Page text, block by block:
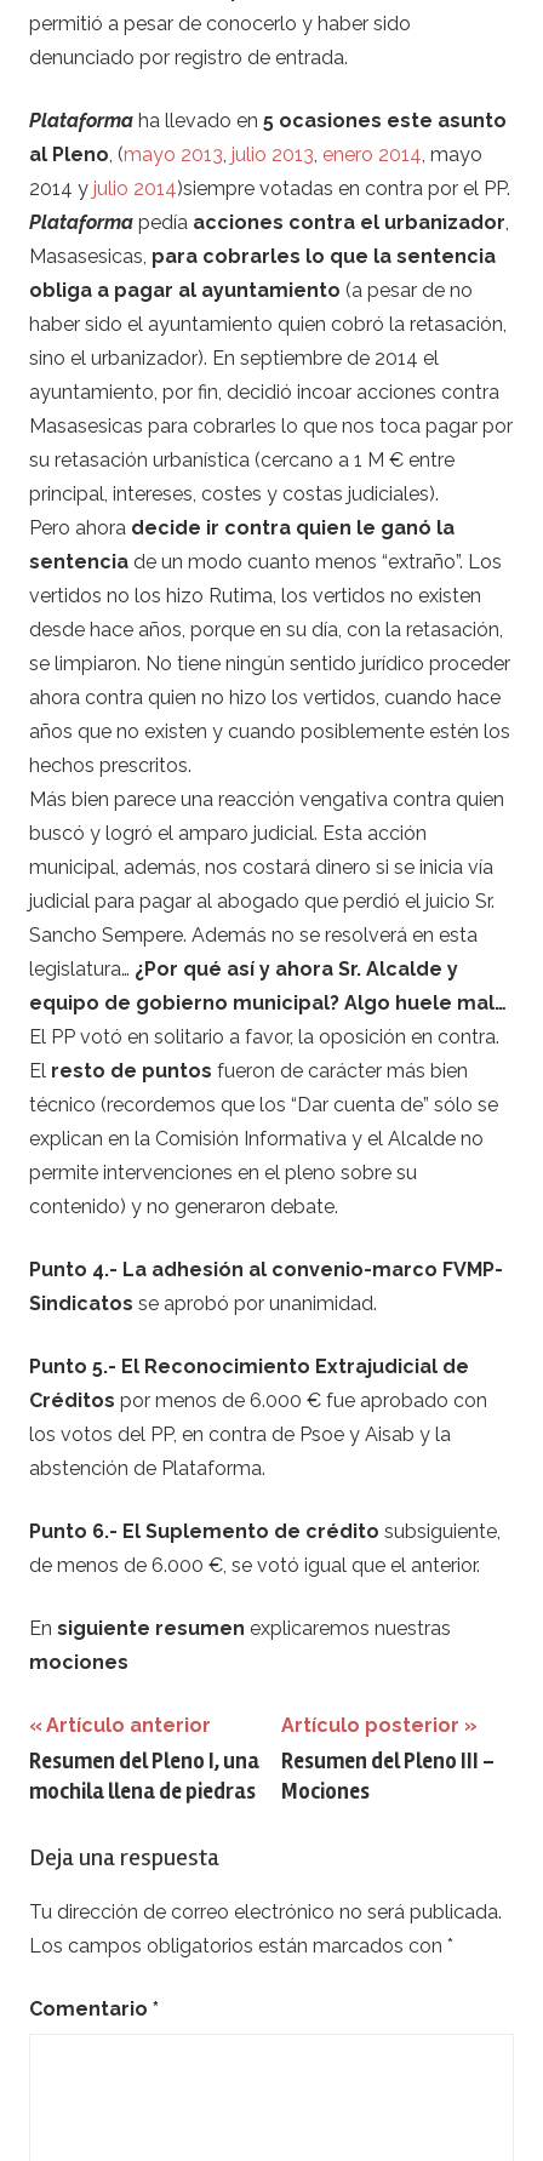
permitió a pesar de conocerlo y haber sido
denunciado por registro de entrada.
Plataforma ha llevado en 5 ocasiones este asunto
al Pleno, (mayo 2013, julio 2013, enero 2014, mayo
2014 y julio 2014)siempre votadas en contra por el PP.
Plataforma pedía acciones contra el urbanizador,
Masasesicas, para cobrarles lo que la sentencia
obliga a pagar al ayuntamiento (a pesar de no
haber sido el ayuntamiento quien cobró la retasación,
sino el urbanizador). En septiembre de 2014 el
ayuntamiento, por fin, decidió incoar acciones contra
Masasesicas para cobrarles lo que nos toca pagar por
su retasación urbanística (cercano a 1 M € entre
principal, intereses, costes y costas judiciales).
Pero ahora decide ir contra quien le ganó la
sentencia de un modo cuanto menos “extraño”. Los
vertidos no los hizo Rutima, los vertidos no existen
desde hace años, porque en su día, con la retasación,
se limpiaron. No tiene ningún sentido jurídico proceder
ahora contra quien no hizo los vertidos, cuando hace
años que no existen y cuando posiblemente estén los
hechos prescritos.
Más bien parece una reacción vengativa contra quien
buscó y logró el amparo judicial. Esta acción
municipal, además, nos costará dinero si se inicia vía
judicial para pagar al abogado que perdió el juicio Sr.
Sancho Sempere. Además no se resolverá en esta
legislatura… ¿Por qué así y ahora Sr. Alcalde y
equipo de gobierno municipal? Algo huele mal…
El PP votó en solitario a favor, la oposición en contra.
El resto de puntos fueron de carácter más bien
técnico (recordemos que los “Dar cuenta de” sólo se
explican en la Comisión Informativa y el Alcalde no
permite intervenciones en el pleno sobre su
contenido) y no generaron debate.
Punto 4.- La adhesión al convenio-marco FVMP-
Sindicatos se aprobó por unanimidad.
Punto 5.- El Reconocimiento Extrajudicial de
Créditos por menos de 6.000 € fue aprobado con
los votos del PP, en contra de Psoe y Aisab y la
abstención de Plataforma.
Punto 6.- El Suplemento de crédito subsiguiente,
de menos de 6.000 €, se votó igual que el anterior.
En siguiente resumen explicaremos nuestras
mociones
Navegación
de
Artículo anterior
Resumen del Pleno I, una
mochila llena de piedras
Artículo posterior
Resumen del Pleno III –
Mociones
Deja una respuesta
Tu dirección de correo electrónico no será publicada.
Los campos obligatorios están marcados con *
Comentario *